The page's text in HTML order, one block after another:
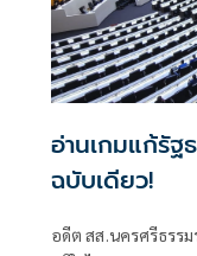
อ่านเกมแก้รัฐ
ฉบับเดียว!
อดีต สส.นครศรีธรร